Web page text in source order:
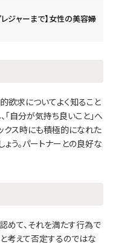
ジャーまで】女性の美容婦
欲求についてよく知ること
自分が気持ち良いこと」へ
クス時にも積極的になれた
う。パートナーとの良好な
めて、それを満たす行為で
と考えて否定するのではな